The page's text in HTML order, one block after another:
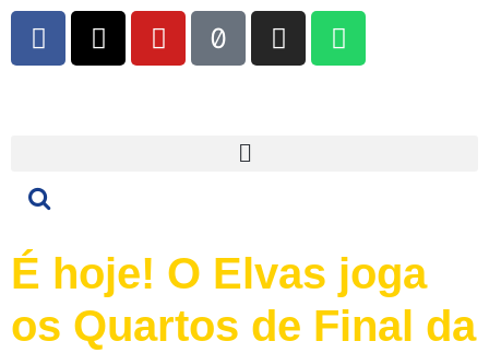
É hoje! O Elvas joga
os Quartos de Final da